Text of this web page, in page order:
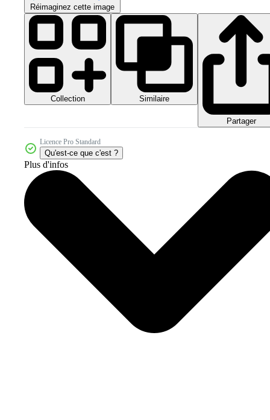
Réimaginez cette image
Collection Similaire
Partager
Licence Pro Standard
Qu'est-ce que c'est ?
Plus d'infos